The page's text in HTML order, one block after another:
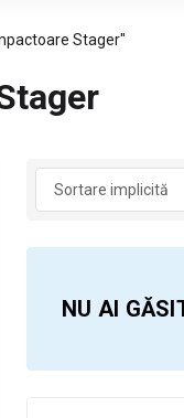
Stager"
NU AI